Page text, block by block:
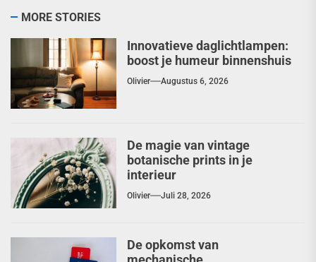
MORE STORIES
Innovatieve daglichtlampen:
boost je humeur binnenshuis
Olivier Augustus 6, 2026
De magie van vintage
botanische prints in je
interieur
Olivier Juli 28, 2026
De opkomst van